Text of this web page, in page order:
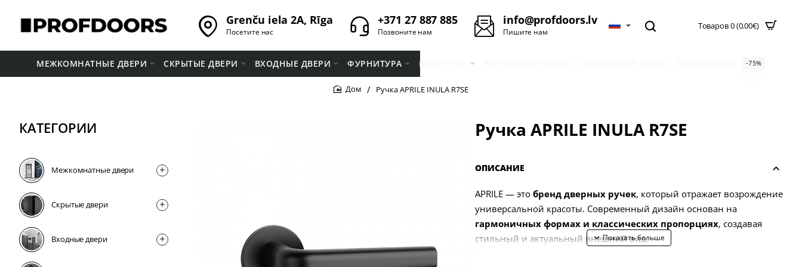
Grenču iela 2A, Rīga
Посетите нас
+371 27 887 885
Позвоните нам
info@profdoors.lv
Пишите нам
Товаров 0 (0.00€)
МЕЖКОМНАТНЫЕ ДВЕРИ СКРЫТЫЕ ДВЕРИ ВХОДНЫЕ ДВЕРИ ФУРНИТУРА ПЛИНТУСA -75%
Ручка APRILE INULA R7SE
КАТЕГОРИИ
Межкомнатные двери
Скрытые двери
Входные двери
Ручка APRILE INULA R7SE
ОПИСАНИЕ
APRILE — это бренд дверных ручек, который отражает возрождение
универсальной красоты. Современный дизайн основан на
гармоничных формах и классических пропорциях, создавая
стильный и актуальный внешний вид.